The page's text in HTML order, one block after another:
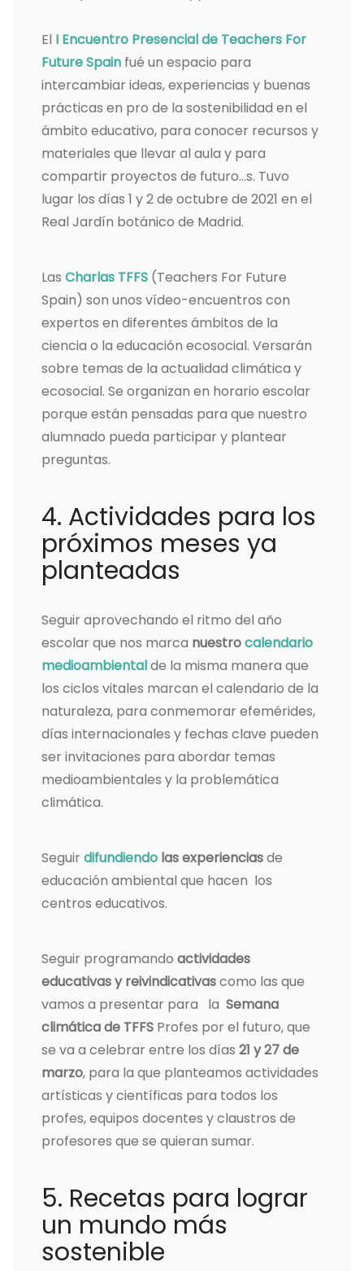
El I Encuentro Presencial de Teachers For
Future Spain fué un espacio para
intercambiar ideas, experiencias y buenas
prácticas en pro de la sostenibilidad en el
ámbito educativo, para conocer recursos y
materiales que llevar al aula y para
compartir proyectos de futuro…s. Tuvo
lugar los días 1 y 2 de octubre de 2021 en el
Real Jardín botánico de Madrid.
Las Charlas TFFS (Teachers For Future
Spain) son unos vídeo-encuentros con
expertos en diferentes ámbitos de la
ciencia o la educación ecosocial. Versarán
sobre temas de la actualidad climática y
ecosocial. Se organizan en horario escolar
porque están pensadas para que nuestro
alumnado pueda participar y plantear
preguntas.
4. Actividades para los
próximos meses ya
planteadas
Seguir aprovechando el ritmo del año
escolar que nos marca nuestrocalendario
medioambientalde la misma manera que
los ciclos vitales marcan el calendario de la
naturaleza, para conmemorar efemérides,
días internacionales y fechas clave pueden
ser invitaciones para abordar temas
medioambientales y la problemática
climática.
Seguir difundiendo las experienciasde
educación ambiental que hacen los
centros educativos.
Seguir programando actividades
educativas y reivindicativascomo las que
vamos a presentar para la Semana
climática de TFFS Profes por el futuro, que
se va a celebrar entre los días 21 y 27 de
marzo, para la que planteamos actividades
artísticas y científicas para todos los
profes, equipos docentes y claustros de
profesores que se quieran sumar.
5. Recetas para lograr
un mundo más
sostenible